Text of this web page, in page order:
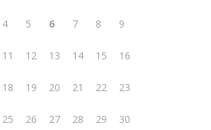
4 5 6 7 8 9
11 12 13 14 15 16
18 19 20 21 22 23
25 26 27 28 29 30